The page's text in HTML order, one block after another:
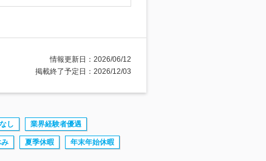
情報更新日：2026/06/12
掲載終了予定日：2026/12/03
し 業界経験者優遇
夏季休暇 年末年始休暇